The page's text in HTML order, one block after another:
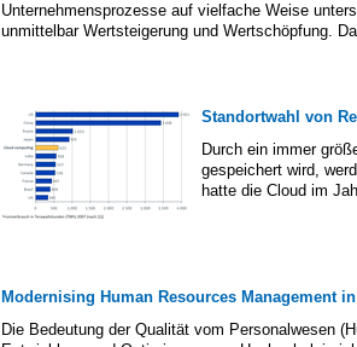
Unternehmensprozesse auf vielfache Weise
unmittelbar Wertsteigerung und Wertschöpfung.
Standortwahl von
Durch ein immer
gespeichert wird,
hatte die Cloud im
Modernising Human Resources Management
Die Bedeutung der Qualität vom Personalwesen